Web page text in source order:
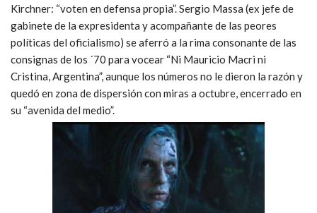
Kirchner: “voten en defensa propia”. Sergio Massa (ex jefe de
gabinete de la expresidenta y acompañante de las peores
políticas del oficialismo) se aferró a la rima consonante de las
consignas de los ´70 para vocear “Ni Mauricio Macri ni
Cristina, Argentina”, aunque los números no le dieron la razón y
quedó en zona de dispersión con miras a octubre, encerrado en
su “avenida del medio”.